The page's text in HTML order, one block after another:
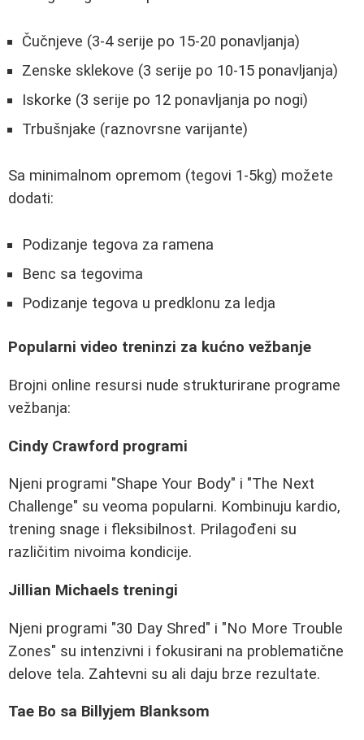
Čučnjeve (3-4 serije po 15-20 ponavljanja)
Zenske sklekove (3 serije po 10-15 ponavljanja)
Iskorke (3 serije po 12 ponavljanja po nogi)
Trbušnjake (raznovrsne varijante)
Sa minimalnom opremom (tegovi 1-5kg) možete
dodati:
Podizanje tegova za ramena
Benc sa tegovima
Podizanje tegova u predklonu za ledja
Popularni video treninzi za kućno vežbanje
Brojni online resursi nude strukturirane programe
vežbanja:
Cindy Crawford programi
Njeni programi "Shape Your Body" i "The Next
Challenge" su veoma popularni. Kombinuju kardio,
trening snage i fleksibilnost. Prilagođeni su
različitim nivoima kondicije.
Jillian Michaels treningi
Njeni programi "30 Day Shred" i "No More Trouble
Zones" su intenzivni i fokusirani na problematične
delove tela. Zahtevni su ali daju brze rezultate.
Tae Bo sa Billyjem Blanksom